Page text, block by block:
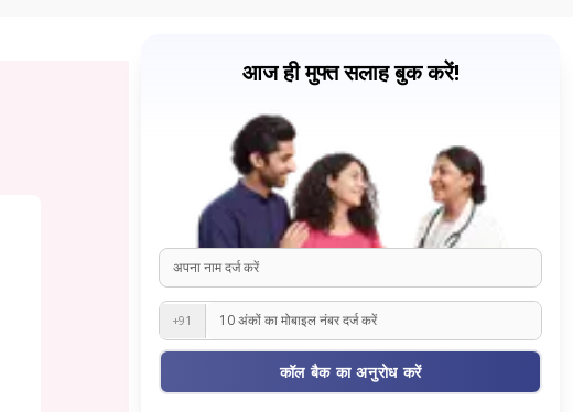
आज ही मुफ्त सलाह बुक करें!
+91
कॉल बैक का अनुरोध करें